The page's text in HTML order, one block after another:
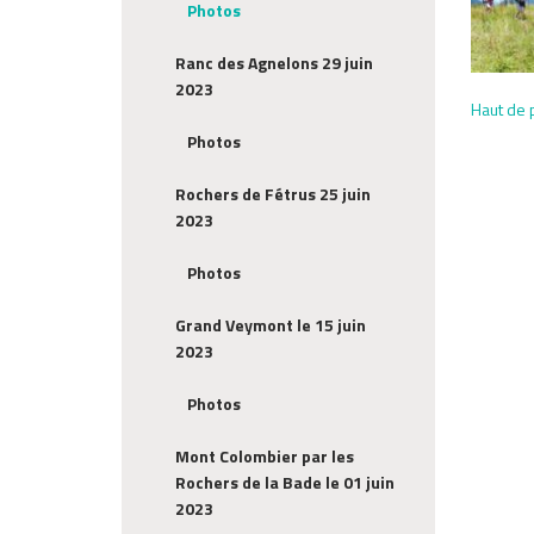
Photos
Ranc des Agnelons 29 juin
2023
Photos
Rochers de Fétrus 25 juin
2023
Photos
Grand Veymont le 15 juin
2023
Photos
Mont Colombier par les
Rochers de la Bade le 01 juin
2023
Haut de